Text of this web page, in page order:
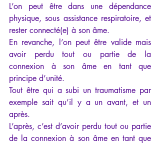
L’on peut être dans une dépendance
physique, sous assistance respiratoire, et
rester connecté(e) à son âme.
En revanche, l’on peut être valide mais
avoir perdu tout ou partie de la
connexion à son âme en tant que
principe d’unité.
Tout être qui a subi un traumatisme par
exemple sait qu’il y a un avant, et un
après.
L’après, c’est d’avoir perdu tout ou partie
de la connexion à son âme en tant que